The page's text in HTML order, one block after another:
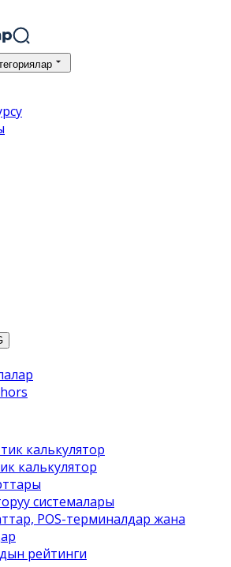
калькулятор
калькулятор
системалары
POS-терминалдар жана
рейтинги